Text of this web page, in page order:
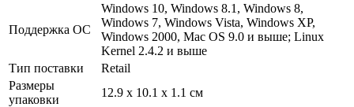
Поддержка ОС
Windows 10, Windows 8.1, Windows 8,
Windows 7, Windows Vista, Windows XP,
Windows 2000, Mac OS 9.0 и выше; Linux
Kernel 2.4.2 и выше
Тип поставки
Retail
Размеры
упаковки
12.9 x 10.1 x 1.1 см